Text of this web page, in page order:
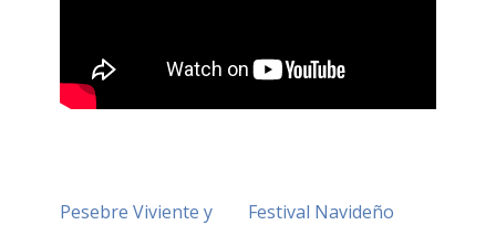
Pesebre Viviente y
Festival Navideño